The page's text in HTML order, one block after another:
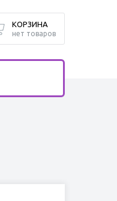
КОРЗИНА
нет товаров